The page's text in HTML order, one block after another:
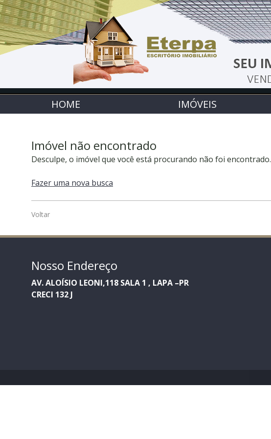
HOME IMÓVEIS
Imóvel não encontrado
Desculpe, o imóvel que você está procurando não foi encontrado.
Fazer uma nova busca
Voltar
Nosso Endereço
AV. ALOÍSIO LEONI,118 SALA 1 , LAPA –PR
CRECI 132 J